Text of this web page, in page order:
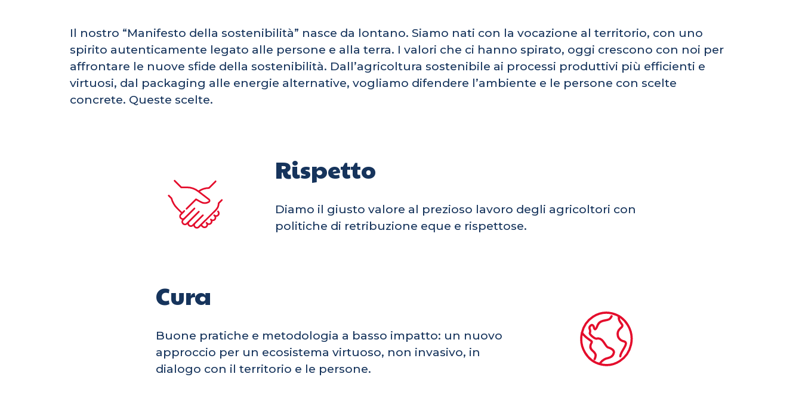
Il nostro “Manifesto della sostenibilità” nasce da lontano. Siamo nati con la vocazione al territorio, con uno
spirito autenticamente legato alle persone e alla terra. I valori che ci hanno spirato, oggi crescono con noi per
affrontare le nuove sfide della sostenibilità. Dall’agricoltura sostenibile ai processi produttivi più efficienti e
virtuosi, dal packaging alle energie alternative, vogliamo difendere l’ambiente e le persone con scelte
concrete. Queste scelte.
Rispetto
Diamo il giusto valore al prezioso lavoro degli agricoltori con
politiche di retribuzione eque e rispettose.
Cura
Buone pratiche e metodologia a basso impatto: un nuovo
approccio per un ecosistema virtuoso, non invasivo, in
dialogo con il territorio e le persone.